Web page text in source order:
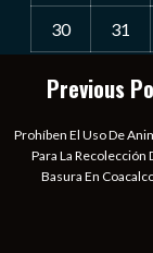
30 31
« Jul
Notiexpress
Las Noticias
Somos un
principal
Previous
Prohíben El Uso De
Para La Recolección
Basura En